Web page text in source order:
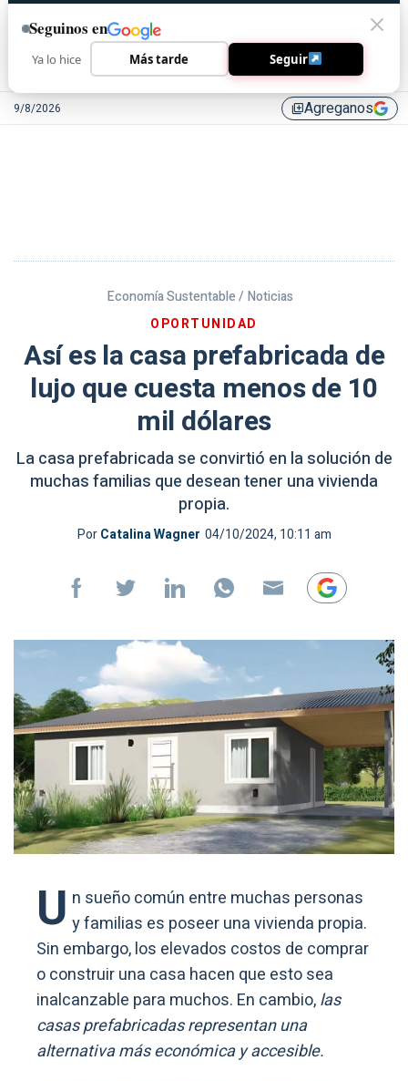
9/8/2026 library_addAgreganos
Economía Sustentable / Noticias
OPORTUNIDAD
Así es la casa prefabricada de
lujo que cuesta menos de 10
mil dólares
La casa prefabricada se convirtió en la solución de
muchas familias que desean tener una vivienda
propia.
PorCatalina Wagner 04/10/2024, 10:11 am
U n sueño común entre muchas personas
y familias es poseer una vivienda propia.
Sin embargo, los elevados costos de comprar
o construir una casa hacen que esto sea
inalcanzable para muchos. En cambio,las
casas prefabricadas representan una
alternativa más económica y accesible.
Seguinos en
Ya lo hice Más tarde Seguir